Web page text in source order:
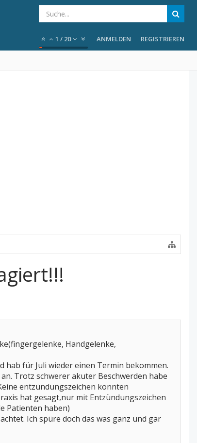
1 / 20 ANMELDEN REGISTRIEREN
Handgelenke,
hab für Juli wieder einen Termin bekommen.
Trotz schwerer akuter Beschwerden habe
entzündungszeichen konnten
hat gesagt,nur mit Entzündungszeichen
Patienten haben)
Ich spüre doch das was ganz und gar